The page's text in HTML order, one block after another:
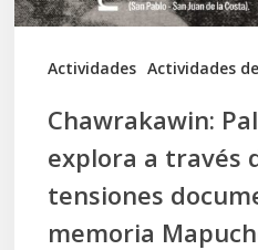
Actividades Actividades
tensiones
documentales
memoria
Mapuche
Chawrakawin:
explora a través
tensiones
memoria